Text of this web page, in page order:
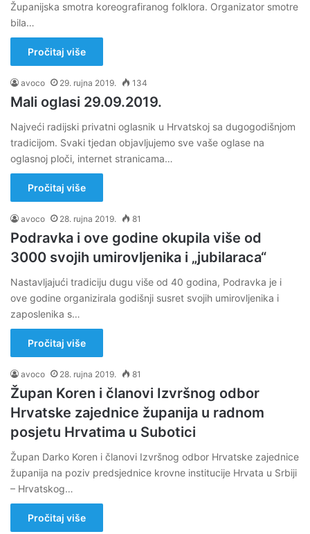
Županijska smotra koreografiranog folklora. Organizator smotre
bila…
Pročitaj više
avoco 29. rujna 2019. 134
Mali oglasi 29.09.2019.
Najveći radijski privatni oglasnik u Hrvatskoj sa dugogodišnjom
tradicijom. Svaki tjedan objavljujemo sve vaše oglase na
oglasnoj ploči, internet stranicama…
Pročitaj više
avoco 28. rujna 2019. 81
Podravka i ove godine okupila više od
3000 svojih umirovljenika i „jubilaraca“
Nastavljajući tradiciju dugu više od 40 godina, Podravka je i
ove godine organizirala godišnji susret svojih umirovljenika i
zaposlenika s…
Pročitaj više
avoco 28. rujna 2019. 81
Župan Koren i članovi Izvršnog odbor
Hrvatske zajednice županija u radnom
posjetu Hrvatima u Subotici
Župan Darko Koren i članovi Izvršnog odbor Hrvatske zajednice
županija na poziv predsjednice krovne institucije Hrvata u Srbiji
– Hrvatskog…
Pročitaj više